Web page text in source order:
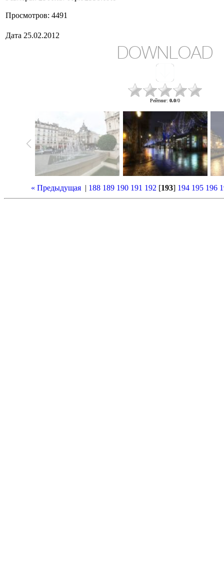
Просмотров: 4491
Дата 25.02.2012
DOWNLOAD
Рейтинг: 0.0/0
« Предыдущая | 188 189 190 191 192 [193] 194 195 196